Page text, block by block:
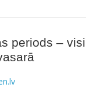
periods – visi